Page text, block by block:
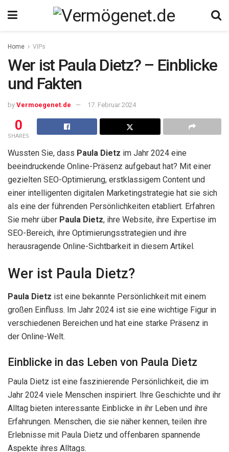
Home VIPs
Wer ist Paula Dietz? – Einblicke
und Fakten
by Vermoegenet.de 17. Februar 2024
0
SHARES
Wussten Sie, dass Paula Dietz im Jahr 2024 eine
beeindruckende Online-Präsenz aufgebaut hat? Mit einer
gezielten SEO-Optimierung, erstklassigem Content und
einer intelligenten digitalen Marketingstrategie hat sie sich
als eine der führenden Persönlichkeiten etabliert. Erfahren
Sie mehr über Paula Dietz, ihre Website, ihre Expertise im
SEO-Bereich, ihre Optimierungsstrategien und ihre
herausragende Online-Sichtbarkeit in diesem Artikel.
Wer ist Paula Dietz?
Paula Dietz ist eine bekannte Persönlichkeit mit einem
großen Einfluss. Im Jahr 2024 ist sie eine wichtige Figur in
verschiedenen Bereichen und hat eine starke Präsenz in
der Online-Welt.
Einblicke in das Leben von Paula Dietz
Paula Dietz ist eine faszinierende Persönlichkeit, die im
Jahr 2024 viele Menschen inspiriert. Ihre Geschichte und ihr
Alltag bieten interessante Einblicke in ihr Leben und ihre
Erfahrungen. Menschen, die sie näher kennen, teilen ihre
Erlebnisse mit Paula Dietz und offenbaren spannende
Aspekte ihres Alltags.